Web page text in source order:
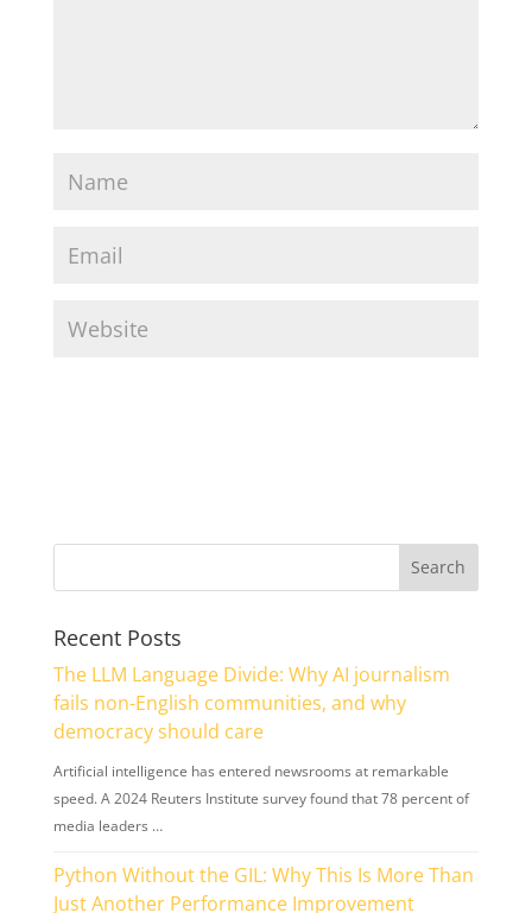
Recent Posts
The LLM Language Divide: Why AI journalism
fails non-English communities, and why
democracy should care
Artificial intelligence has entered newsrooms at remarkable
speed. A 2024 Reuters Institute survey found that 78 percent of
media leaders …
Python Without the GIL: Why This Is More Than
Just Another Performance Improvement